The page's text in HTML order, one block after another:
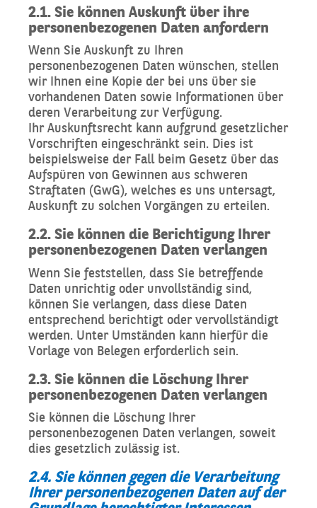
2.1. Sie können Auskunft über ihre
personenbezogenen Daten anfordern
Wenn Sie Auskunft zu Ihren
personenbezogenen Daten wünschen, stellen
wir Ihnen eine Kopie der bei uns über sie
vorhandenen Daten sowie Informationen über
deren Verarbeitung zur Verfügung.
Ihr Auskunftsrecht kann aufgrund gesetzlicher
Vorschriften eingeschränkt sein. Dies ist
beispielsweise der Fall beim Gesetz über das
Aufspüren von Gewinnen aus schweren
Straftaten (GwG), welches es uns untersagt,
Auskunft zu solchen Vorgängen zu erteilen.
2.2. Sie können die Berichtigung Ihrer
personenbezogenen Daten verlangen
Wenn Sie feststellen, dass Sie betreffende
Daten unrichtig oder unvollständig sind,
können Sie verlangen, dass diese Daten
entsprechend berichtigt oder vervollständigt
werden. Unter Umständen kann hierfür die
Vorlage von Belegen erforderlich sein.
2.3. Sie können die Löschung Ihrer
personenbezogenen Daten verlangen
Sie können die Löschung Ihrer
personenbezogenen Daten verlangen, soweit
dies gesetzlich zulässig ist.
2.4. Sie können gegen die Verarbeitung
Ihrer personenbezogenen Daten auf der